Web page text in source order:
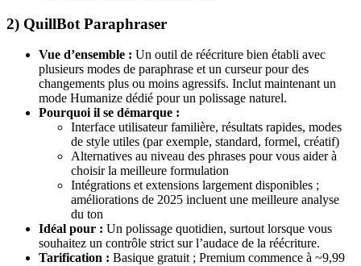
2) QuillBot Paraphraser
Vue d’ensemble : Un outil de réécriture bien établi avec
plusieurs modes de paraphrase et un curseur pour des
changements plus ou moins agressifs. Inclut maintenant un
mode Humanize dédié pour un polissage naturel.
Pourquoi il se démarque :
Interface utilisateur familière, résultats rapides, modes
de style utiles (par exemple, standard, formel, créatif)
Alternatives au niveau des phrases pour vous aider à
choisir la meilleure formulation
Intégrations et extensions largement disponibles ;
améliorations de 2025 incluent une meilleure analyse
du ton
Idéal pour : Un polissage quotidien, surtout lorsque vous
souhaitez un contrôle strict sur l’audace de la réécriture.
Tarification : Basique gratuit ; Premium commence à ~9,99